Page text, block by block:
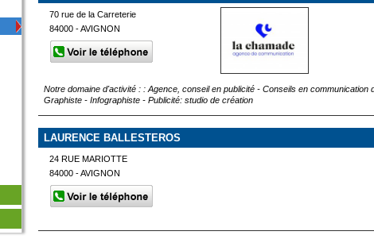
70 rue de la Carreterie
84000 - AVIGNON
Notre domaine d'activité : : Agence, conseil en publicité - Conseils en
Graphiste - Infographiste - Publicité: studio de création
LAURENCE BALLESTEROS
24 RUE MARIOTTE
84000 - AVIGNON